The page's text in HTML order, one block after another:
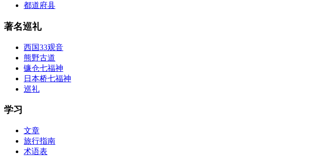
都道府县
著名巡礼
西国33观音
熊野古道
镰仓七福神
日本桥七福神
巡礼
学习
文章
旅行指南
术语表